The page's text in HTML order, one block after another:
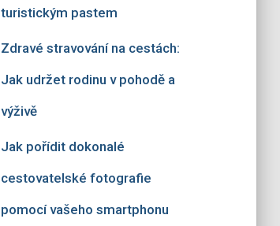
turistickým pastem
Zdravé stravování na cestách:
Jak udržet rodinu v pohodě a
výživě
Jak pořídit dokonalé
cestovatelské fotografie
pomocí vašeho smartphonu